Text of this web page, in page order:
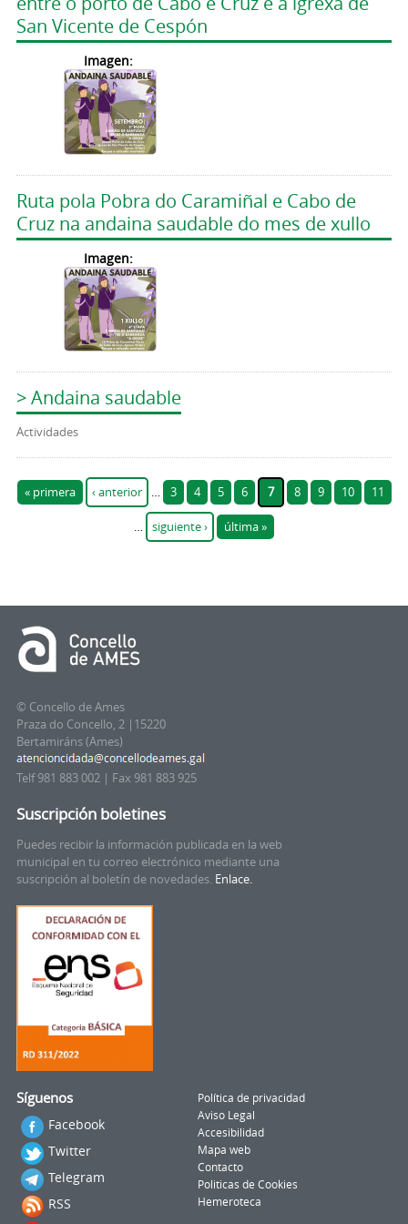
San Vicente de Cespón
Imagen:
Ruta pola Pobra do Caramiñal e Cabo de
Cruz na andaina saudable do mes de xullo
Imagen:
> Andaina saudable
Actividades
Páginas
« primera ‹ anterior … 3 4 5 6 7 8 9 10 11
… siguiente › última »
© Concello de Ames
Praza do Concello, 2 |15220
Bertamiráns (Ames)
Telf 981 883 002 | Fax 981 883 925
Suscripción boletines
Puedes recibir la información publicada en la web
municipal en tu correo electrónico mediante una
suscripción al boletín de novedades. Enlace.
Síguenos
Facebook
Twitter
Telegram
RSS
Política de privacidad
Aviso Legal
Accesibilidad
Mapa web
Contacto
Politicas de Cookies
Hemeroteca